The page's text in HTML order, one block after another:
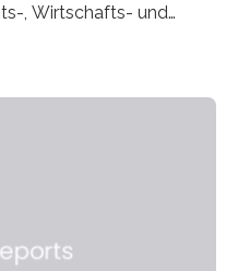
, Wirtschafts- und